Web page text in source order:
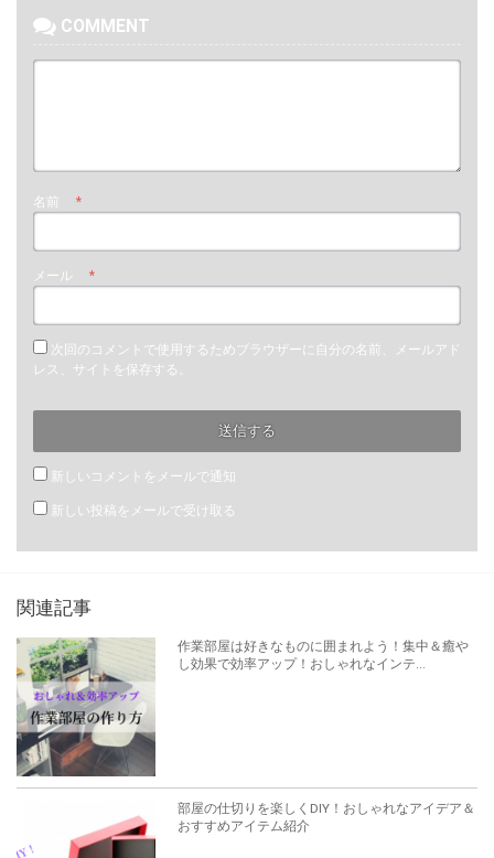
COMMENT
名前 *
メール *
次回のコメントで使用するためブラウザーに自分の名前、メールアド
レス、サイトを保存する。
新しいコメントをメールで通知
新しい投稿をメールで受け取る
関連記事
作業部屋は好きなものに囲まれよう！集中＆癒や
し効果で効率アップ！おしゃれなインテ...
部屋の仕切りを楽しくDIY！おしゃれなアイデア＆
おすすめアイテム紹介